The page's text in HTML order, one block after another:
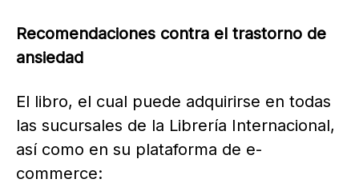
Recomendaciones contra el trastorno de
ansiedad
El libro, el cual puede adquirirse en todas
las sucursales de la Librería Internacional,
así como en su plataforma de e-
commerce: